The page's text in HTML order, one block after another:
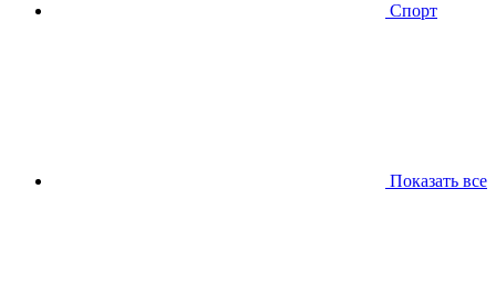
Спорт
Показать все